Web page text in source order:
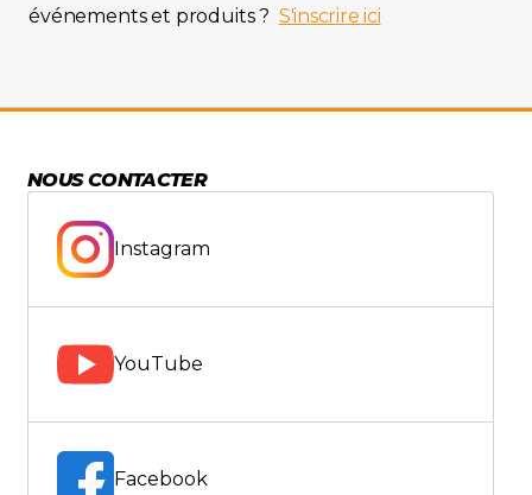
événements et produits ? S'inscrire ici
NOUS CONTACTER
Instagram
YouTube
Facebook